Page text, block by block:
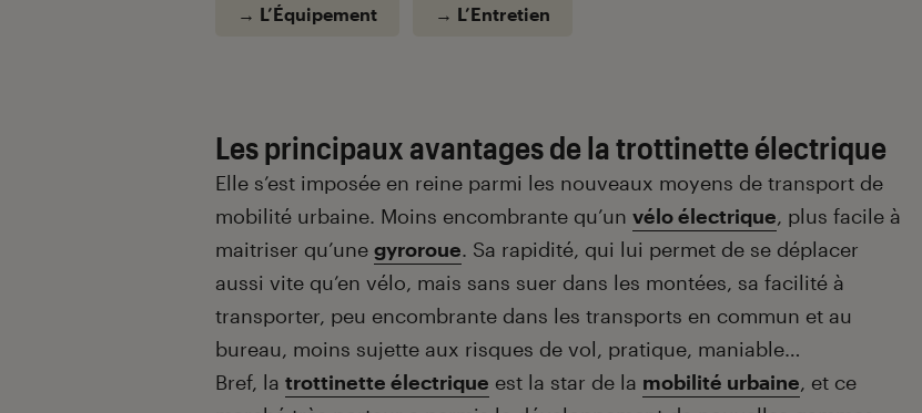
→ L’Équipement → L’Entretien
Les principaux avantages de la trottinette électrique
Elle s’est imposée en reine parmi les nouveaux moyens de transport de
mobilité urbaine. Moins encombrante qu’un vélo électrique, plus facile à
maitriser qu’une gyroroue. Sa rapidité, qui lui permet de se déplacer
aussi vite qu’en vélo, mais sans suer dans les montées, sa facilité à
transporter, peu encombrante dans les transports en commun et au
bureau, moins sujette aux risques de vol, pratique, maniable…
Bref, la trottinette électrique est la star de la mobilité urbaine, et ce